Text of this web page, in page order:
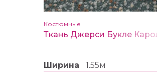
Костюмные
Ширина 1.55м